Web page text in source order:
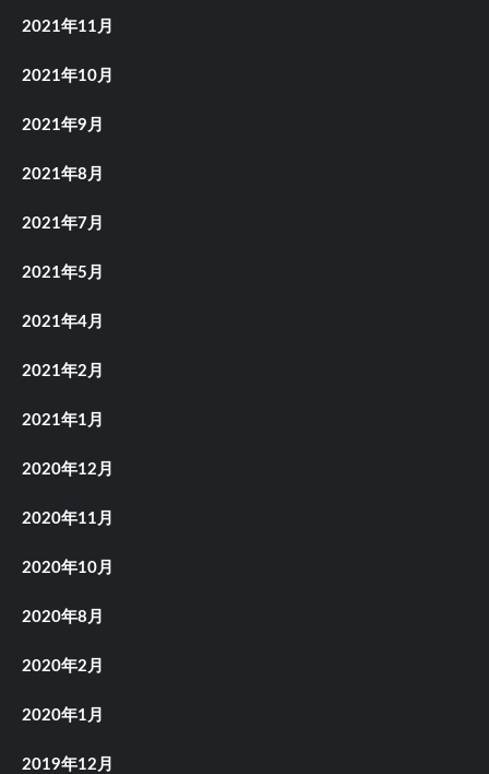
2021年11月
2021年10月
2021年9月
2021年8月
2021年7月
2021年5月
2021年4月
2021年2月
2021年1月
2020年12月
2020年11月
2020年10月
2020年8月
2020年2月
2020年1月
2019年12月